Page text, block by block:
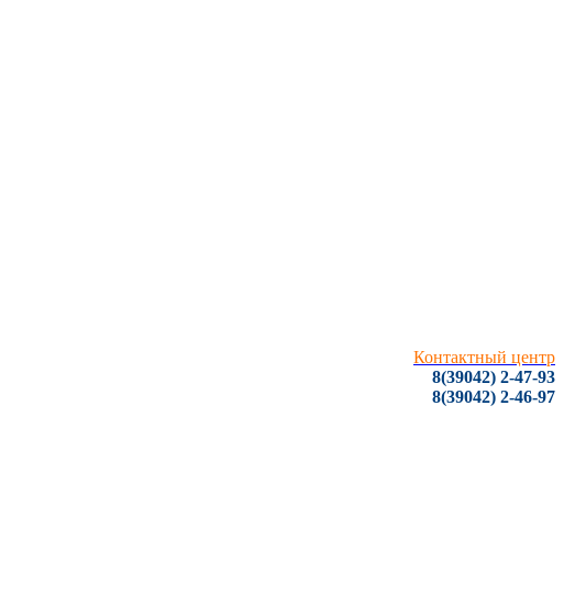
Контактный центр
8(39042) 2-47-93
8(39042) 2-46-97